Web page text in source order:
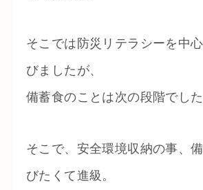
そこでは防災リテラシーを中
びましたが、
備蓄食のことは次の段階でした
そこで、安全環境収納の事、
びたくて進級。